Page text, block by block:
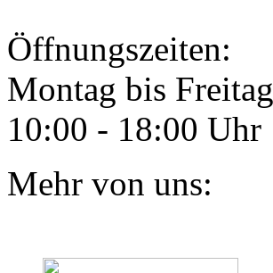
Öffnungszeiten:
Montag bis Freitag
10:00 - 18:00 Uhr
Mehr von uns: